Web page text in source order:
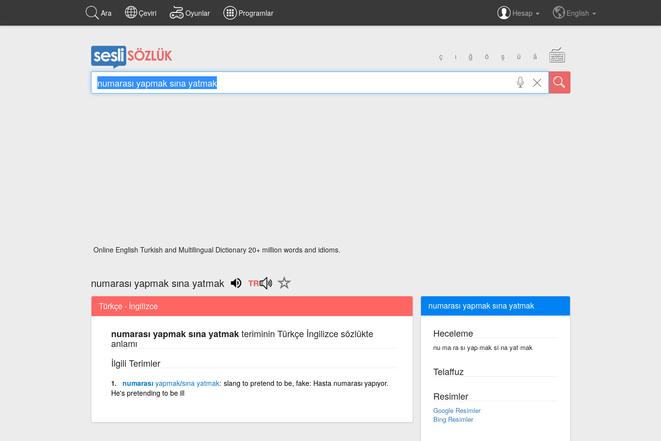
Ara Çeviri Oyunlar Programlar Hesap English
ç ı ğ ö ş ü â
Online English Turkish and Multilingual Dictionary 20+ million words and idioms.
numarası yapmak sına yatmak
Türkçe - İngilizce
numarası yapmak sına yatmakteriminin Türkçe İngilizce sözlükte
anlamı
İlgili Terimler
numarası yapmak/sına yatmak slang to pretend to be, fake: Hasta numarası yapıyor.
He's pretending to be ill
numarası yapmak sına yatmak
Heceleme
nu·ma·ra·sı yap·mak si·na yat·mak
Telaffuz
Resimler
Google Resimler
Bing Resimler